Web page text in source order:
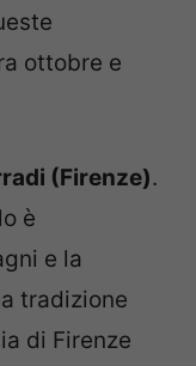
ottobre e
(Firenze).
è
e la
tradizione
di Firenze